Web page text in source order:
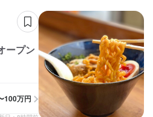
ープン
100万円